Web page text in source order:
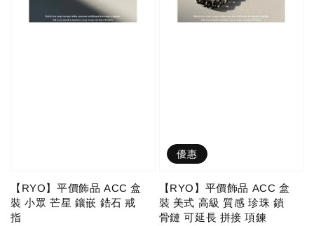
【RYO】平價飾品 ACC 盒
裝 小眾 芒星 鑲嵌 鋯石 戒
指
優惠
【RYO】平價飾品 ACC 盒
裝 美式 高級 質感 珍珠 鎖
骨鏈 可延長 拼接 項鍊